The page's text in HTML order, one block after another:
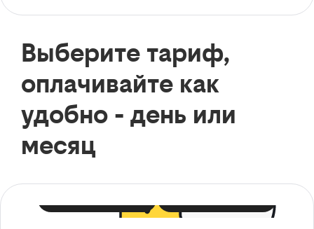
Выберите тариф,
оплачивайте как
удобно - день или
месяц